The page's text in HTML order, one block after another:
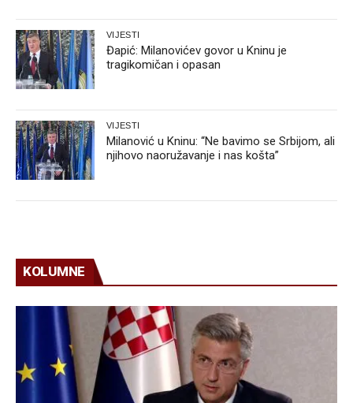
VIJESTI
Đapić: Milanovićev govor u Kninu je
tragikomičan i opasan
VIJESTI
Milanović u Kninu: “Ne bavimo se Srbijom, ali
njihovo naoružavanje i nas košta”
KOLUMNE